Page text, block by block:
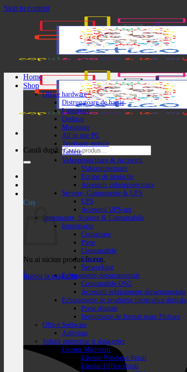
Skip to content
Caută după:
Autentificare / Înregistrare
0,00 lei
Coș
Nu ai niciun produs în coș.
Înapoi la magazin
Home
Shop
Office hardware
Distrugatoare de hartie
Laptopuri
Desktop
Monitoare
All in one PC
Telefoane mobile
Tablete
Videoproiectoare & Accesorii
Videoproiectoare
Ecrane de proiectie
Accesorii videoproiectoare
Servere, Componente & UPS
UPS
Accesorii UPS-uri
Imprimante, Scanere & Consumabile
Imprimante
Copiatoare
Piese
Consumabile
Scanere
Networking
Echipamente departamentale
Consumabile OSG
Accesorii echipamente departamentale
Echipamente de productie tipografica digitala
Prese digitale
Imprimante de format mare Plottare
Office Software
Antivirus
Solutii enterprise si datacenter
Licente Microsoft
Licente Windows Retail
Licente Office Retail